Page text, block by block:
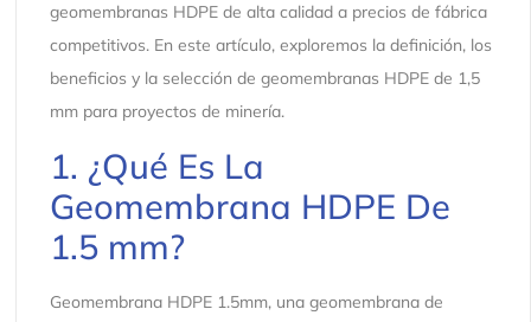
geomembranas HDPE de alta calidad a precios de fábrica
competitivos. En este artículo, exploremos la definición, los
beneficios y la selección de geomembranas HDPE de 1,5
mm para proyectos de minería.
1. ¿Qué Es La
Geomembrana HDPE De
1.5 mm?
Geomembrana HDPE 1.5mm, una geomembrana de